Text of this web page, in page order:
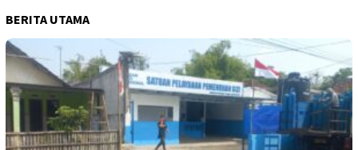
BERITA UTAMA